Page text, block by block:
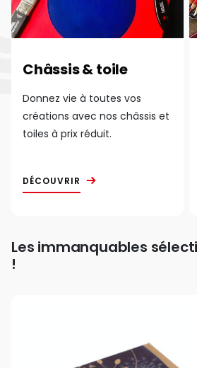
Châssis & toile
Donnez vie à toutes vos
créations avec nos châssis et
toiles à prix réduit.
DÉCOUVRIR
Les immanquables
!